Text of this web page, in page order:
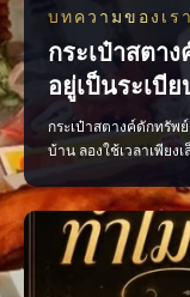
บทความของเรา
กระเป๋าสตา
อยู่เป็นระเบีย
กระเป๋าสตางค์ดักทรัพ
บ้าน ลองใช้เวลาเพียง
ตามความเชื่อถือว่าเป็
แยกไว้ ไม่ควรนำออก
หัวแบงก์เข้าด้านใน • น